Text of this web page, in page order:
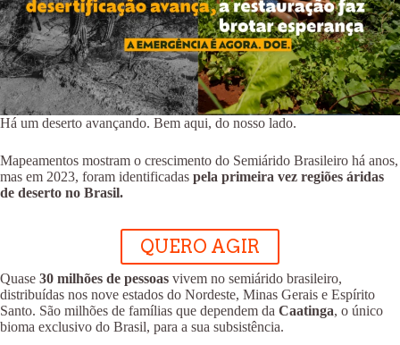
Há um deserto avançando. Bem aqui, do nosso lado.
Mapeamentos mostram o crescimento do Semiárido Brasileiro há anos,
mas em 2023, foram identificadas pela primeira vez regiões áridas
de deserto no Brasil.
QUERO AGIR
Quase 30 milhões de pessoas vivem no semiárido brasileiro,
distribuídas nos nove estados do Nordeste, Minas Gerais e Espírito
Santo. São milhões de famílias que dependem da Caatinga, o único
bioma exclusivo do Brasil, para a sua subsistência.